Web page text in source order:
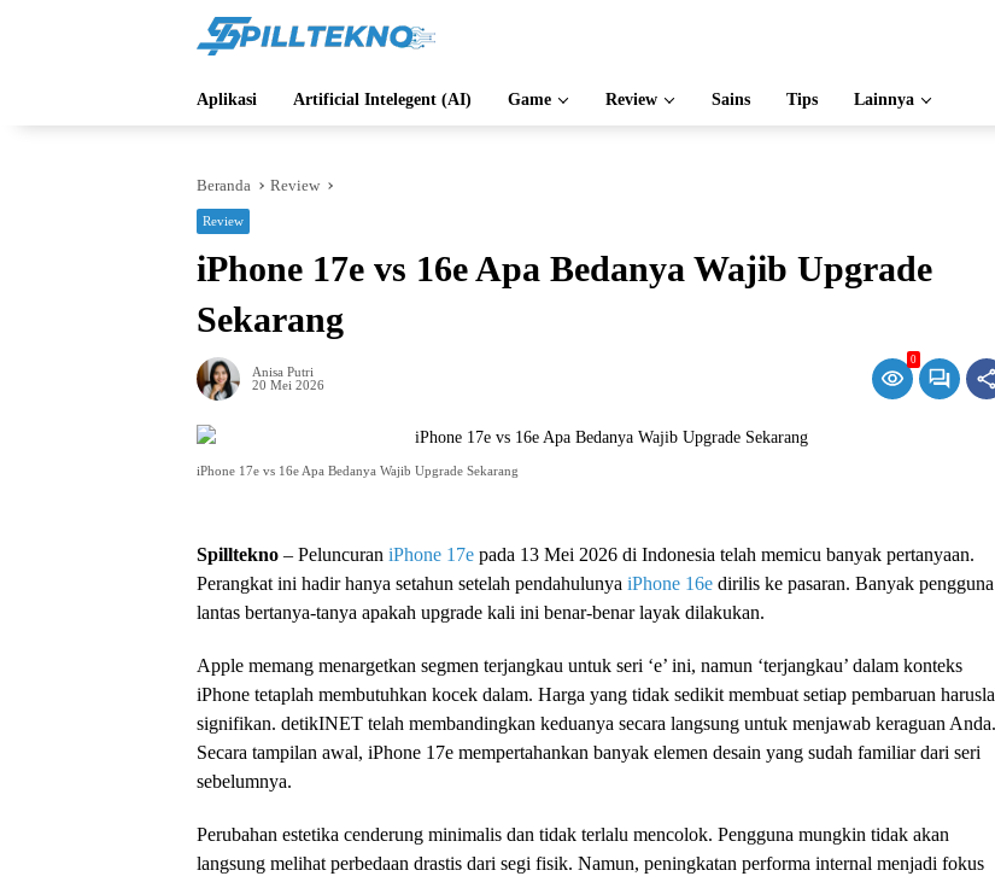
Aplikasi Artificial Intelegent (AI) Game Review Sains Tips Lainnya
Beranda Review
Review
iPhone 17e vs 16e Apa Bedanya Wajib Upgrade
Sekarang
Anisa Putri
20 Mei 2026
0
iPhone 17e vs 16e Apa Bedanya Wajib Upgrade Sekarang
Spilltekno – Peluncuran iPhone 17e pada 13 Mei 2026 di Indonesia telah memicu banyak pertanyaan.
Perangkat ini hadir hanya setahun setelah pendahulunya iPhone 16e dirilis ke pasaran. Banyak pengguna
lantas bertanya-tanya apakah upgrade kali ini benar-benar layak dilakukan.
Apple memang menargetkan segmen terjangkau untuk seri ‘e’ ini, namun ‘terjangkau’ dalam konteks
iPhone tetaplah membutuhkan kocek dalam. Harga yang tidak sedikit membuat setiap pembaruan
signifikan. detikINET telah membandingkan keduanya secara langsung untuk menjawab keraguan Anda.
Secara tampilan awal, iPhone 17e mempertahankan banyak elemen desain yang sudah familiar dari seri
sebelumnya.
Perubahan estetika cenderung minimalis dan tidak terlalu mencolok. Pengguna mungkin tidak akan
langsung melihat perbedaan drastis dari segi fisik. Namun, peningkatan performa internal menjadi fokus